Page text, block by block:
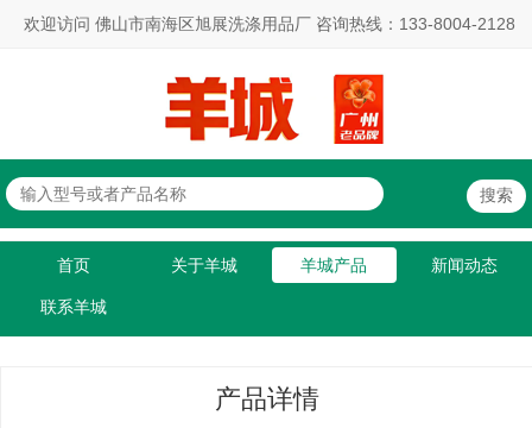
欢迎访问 佛山市南海区旭展洗涤用品厂 咨询热线：133-8004-2128
首页 关于羊城 羊城产品 新闻动态
联系羊城
产品详情